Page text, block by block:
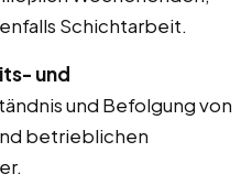
Schichtarbeit.
und
und Befolgung von
betrieblichen